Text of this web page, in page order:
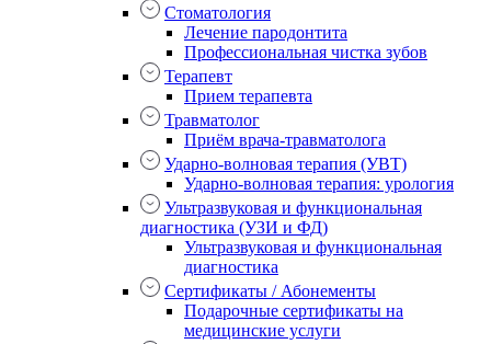
Стоматология
Лечение пародонтита
Профессиональная чистка зубов
Терапевт
Прием терапевта
Травматолог
Приём врача-травматолога
Ударно-волновая терапия (УВТ)
Ударно-волновая терапия: урология
Ультразвуковая и функциональная
диагностика (УЗИ и ФД)
Ультразвуковая и функциональная
диагностика
Сертификаты / Абонементы
Подарочные сертификаты на
медицинские услуги